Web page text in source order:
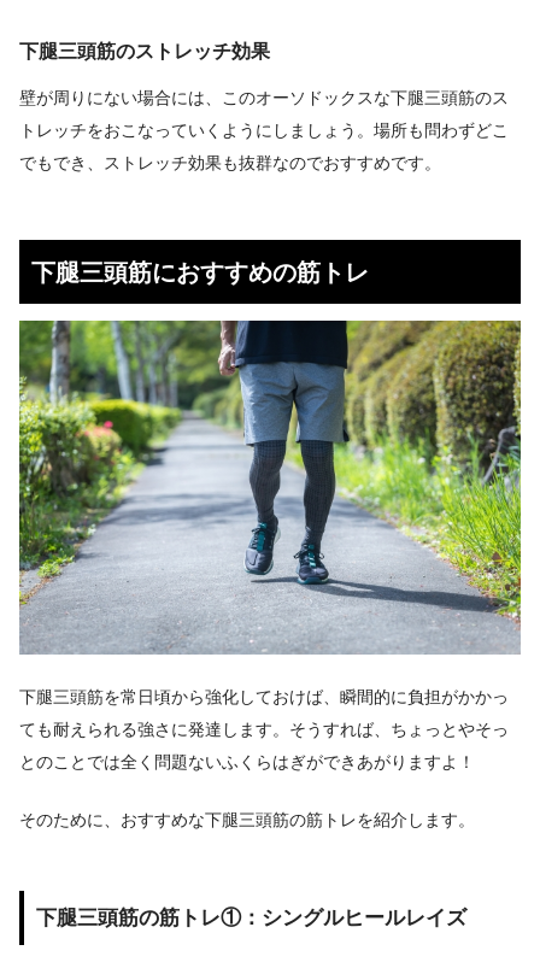
下腿三頭筋のストレッチ効果
壁が周りにない場合には、このオーソドックスな下腿三頭筋のス
トレッチをおこなっていくようにしましょう。場所も問わずどこ
でもでき、ストレッチ効果も抜群なのでおすすめです。
下腿三頭筋におすすめの筋トレ
下腿三頭筋を常日頃から強化しておけば、瞬間的に負担がかかっ
ても耐えられる強さに発達します。そうすれば、ちょっとやそっ
とのことでは全く問題ないふくらはぎができあがりますよ！
そのために、おすすめな下腿三頭筋の筋トレを紹介します。
下腿三頭筋の筋トレ①：シングルヒールレイズ